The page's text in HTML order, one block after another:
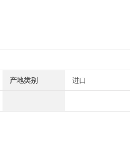
产地类别 进口